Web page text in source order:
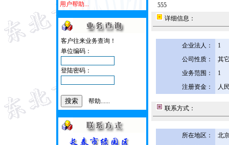
用户帮助...
客户往来业务查询！
单位编码：
登陆密码：
帮助......
555
详细信息：
企业法人：
1
公司性质：
其
业务范围：
1
注册资金：
人
联系方式：
所在地区：
北